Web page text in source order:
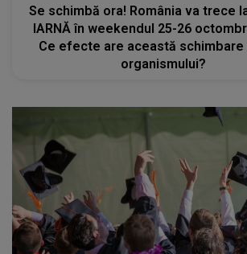
Se schimbă ora! România va trece
IARNĂ în weekendul 25-26
Ce efecte are această schimbare
organismului?